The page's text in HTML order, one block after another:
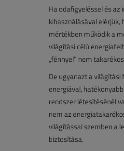
Ha odafigyeléssel és
kihasználásával elérjük,
mértékben működik a
világítási célú
„fénnyel” nem
De ugyanazt a
energiával,
rendszer létesítésénél
nem az
világítással szemben a
biztosítása.